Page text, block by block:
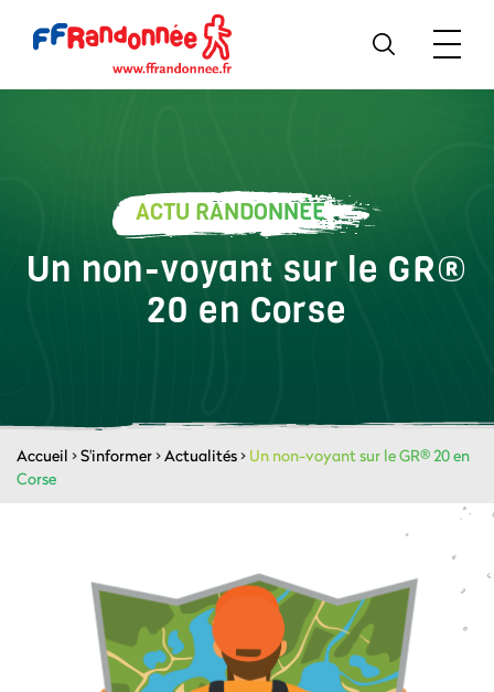
ACTU RANDONNÉE
Un non-voyant sur le GR®
20 en Corse
Accueil >S'informer>Actualités> Un non-voyant sur le GR® 20 en
Corse